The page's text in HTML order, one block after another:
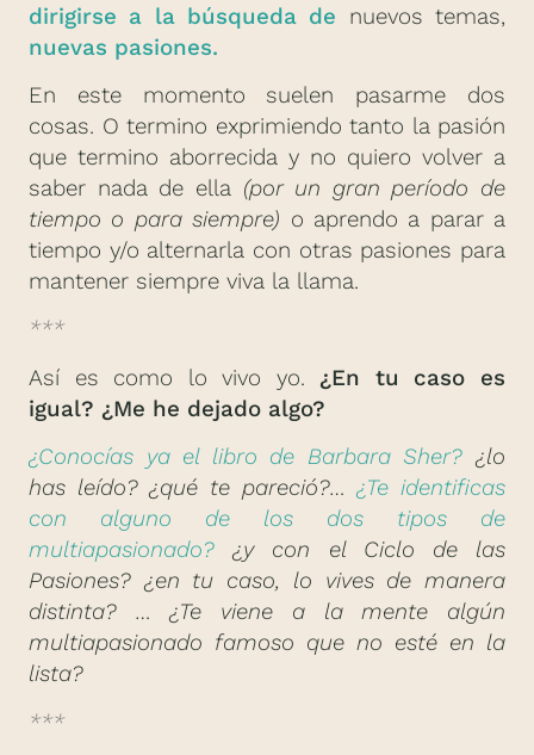
dirigirse a la búsqueda de nuevos temas,
nuevas pasiones.
En este momento suelen pasarme dos
cosas. O termino exprimiendo tanto la pasión
que termino aborrecida y no quiero volver a
saber nada de ella (por un gran período de
tiempo o para siempre) o aprendo a parar a
tiempo y/o alternarla con otras pasiones para
mantener siempre viva la llama.
***
Así es como lo vivo yo.¿En tu caso es
igual? ¿Me he dejado algo?
¿Conocías ya el libro de Barbara Sher? ¿lo
has leído? ¿qué te pareció?…¿Te identificas
con alguno de los dos tipos de
multiapasionado? ¿y con el Ciclo de las
Pasiones? ¿en tu caso, lo vives de manera
distinta? … ¿Te viene a la mente algún
multiapasionado famoso que no esté en la
lista?
***